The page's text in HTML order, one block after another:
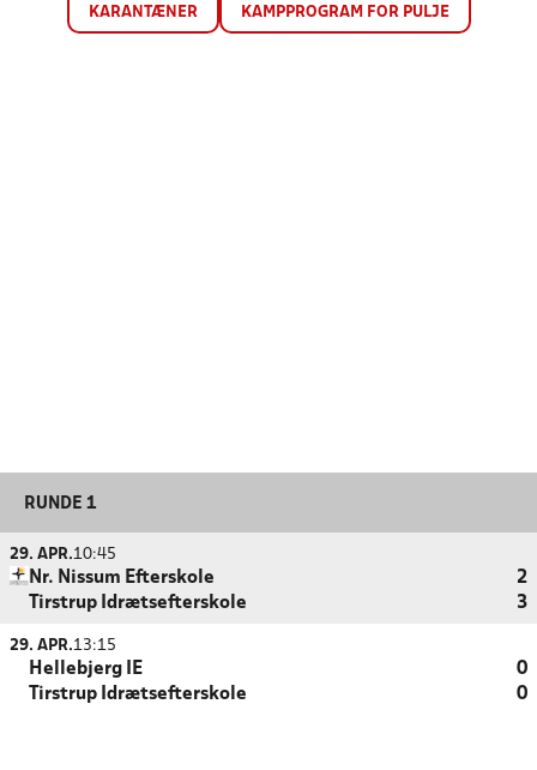
KARANTÆNER KAMPPROGRAM FOR PULJE
RUNDE 1
29. APR.10:45
Nr. Nissum Efterskole
2
Tirstrup Idrætsefterskole
3
29. APR.13:15
Hellebjerg IE
0
Tirstrup Idrætsefterskole
0